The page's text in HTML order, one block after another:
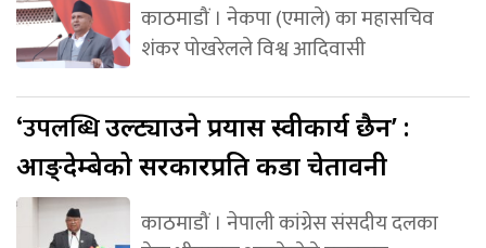
काठमाडौं । नेकपा (एमाले) का महासचिव
शंकर पोखरेलले विश्व आदिवासी
‘उपलब्धिउल्ट्याउने प्रयास स्वीकार्य छैन’ :
आङ्देम्बेको सरकारप्रति कडा चेतावनी
काठमाडौं । नेपाली कांग्रेस संसदीय दलका